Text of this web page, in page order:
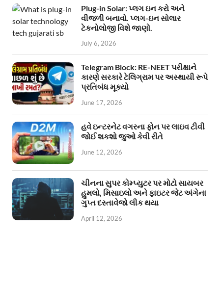
Plug-in Solar: પ્લગ ઇન કરો અને
વીજળી બનાવો. પ્લગ-ઇન સોલાર
ટેકનોલોજી વિશે જાણો.
July 6, 2026
Telegram Block: RE-NEET પરીક્ષાને
કારણે સરકારે ટેલિગ્રામ પર અસ્થાયી રૂપે
પ્રતિબંધ મૂક્યો
June 17, 2026
હવે ઇન્ટરનેટ વગરના ફોન પર લાઇવ ટીવી
જોઈ શકશો જુઓ કેવી રીતે
June 12, 2026
ચીનના સુપર કોમ્પ્યુટર પર મોટો સાયબર
હુમલો, મિસાઇલો અને ફાઇટર જેટ અંગેના
ગુપ્ત દસ્તાવેજો લીક થયા
April 12, 2026